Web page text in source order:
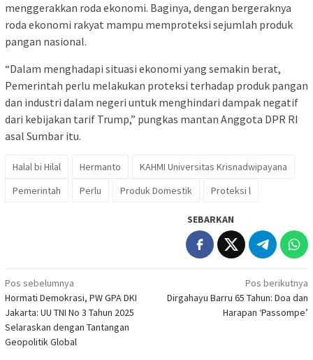
menggerakkan roda ekonomi. Baginya, dengan bergeraknya
roda ekonomi rakyat mampu memproteksi sejumlah produk
pangan nasional.
“Dalam menghadapi situasi ekonomi yang semakin berat,
Pemerintah perlu melakukan proteksi terhadap produk pangan
dan industri dalam negeri untuk menghindari dampak negatif
dari kebijakan tarif Trump,” pungkas mantan Anggota DPR RI
asal Sumbar itu.
Halal bi Hilal Hermanto
KAHMI Universitas Krisnadwipayana
Pemerintah
Perlu Produk Domestik Proteksi l
SEBARKAN
Navigasi
pos
Pos sebelumnya
Hormati Demokrasi, PW GPA DKI
Jakarta: UU TNI No 3 Tahun 2025
Selaraskan dengan Tantangan
Geopolitik Global
Pos berikutnya
Dirgahayu Barru 65 Tahun: Doa dan
Harapan ‘Passompe’